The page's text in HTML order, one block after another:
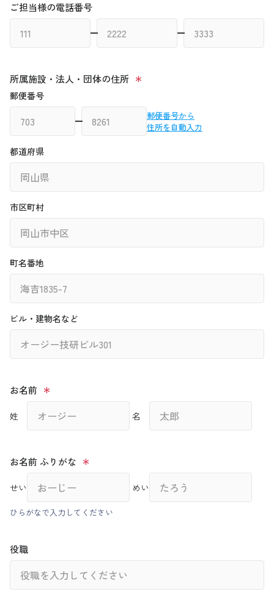
ご担当様の電話番号
所属施設・法人・団体の住所
郵便番号
郵便番号から
住所を自動入力
都道府県
市区町村
町名番地
ビル・建物名など
お名前
姓 名
お名前 ふりがな
せい めい
ひらがなで入力してください
役職